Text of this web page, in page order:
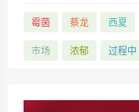
霉菌 蔡龙 西夏
市场 浓郁 过程中